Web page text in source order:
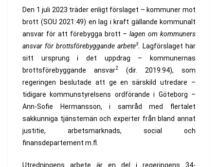
Den 1 juli 2023 träder enligt förslaget – kommuner mot
brott (SOU 2021:49) en lag i kraft gällande kommunalt
ansvar för att förebygga brott –lagen om kommuners
ansvar för brottsförebyggande arbete3. Lagförslaget har
sitt ursprung i det uppdrag – kommunernas
brottsförebyggande ansvar2 (dir. 2019:94), som
regeringen beslutade att ge en särskild utredare –
tidigare kommunstyrelsens ordförande i Göteborg –
Ann-Sofie Hermansson, i samråd med flertalet
sakkunniga tjänstemän och experter från bland annat
justitie, arbetsmarknads, social och
finansdepartement m.fl.
Utredningens arbete är en del i regeringens 34-